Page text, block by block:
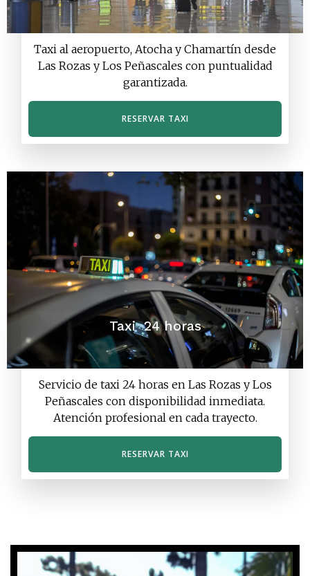
Taxi al aeropuerto, Atocha y Chamartín desde
Las Rozas y Los Peñascales con puntualidad
garantizada.
RESERVAR TAXI
Taxi 24 horas
Servicio de taxi 24 horas en Las Rozas y Los
Peñascales con disponibilidad inmediata.
Atención profesional en cada trayecto.
RESERVAR TAXI